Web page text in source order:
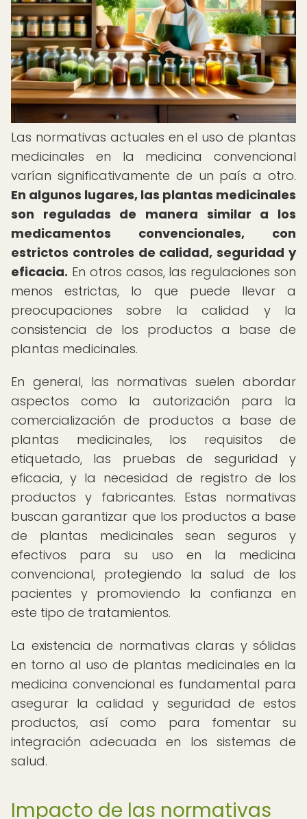
Las normativas actuales en el uso de plantas
medicinales en la medicina convencional
varían significativamente de un país a otro.
En algunos lugares, las plantas medicinales
son reguladas de manera similar a los
medicamentos convencionales, con
estrictos controles de calidad, seguridad y
eficacia. En otros casos, las regulaciones son
menos estrictas, lo que puede llevar a
preocupaciones sobre la calidad y la
consistencia de los productos a base de
plantas medicinales.
En general, las normativas suelen abordar
aspectos como la autorización para la
comercialización de productos a base de
plantas medicinales, los requisitos de
etiquetado, las pruebas de seguridad y
eficacia, y la necesidad de registro de los
productos y fabricantes. Estas normativas
buscan garantizar que los productos a base
de plantas medicinales sean seguros y
efectivos para su uso en la medicina
convencional, protegiendo la salud de los
pacientes y promoviendo la confianza en
este tipo de tratamientos.
La existencia de normativas claras y sólidas
en torno al uso de plantas medicinales en la
medicina convencional es fundamental para
asegurar la calidad y seguridad de estos
productos, así como para fomentar su
integración adecuada en los sistemas de
salud.
Impacto de las normativas